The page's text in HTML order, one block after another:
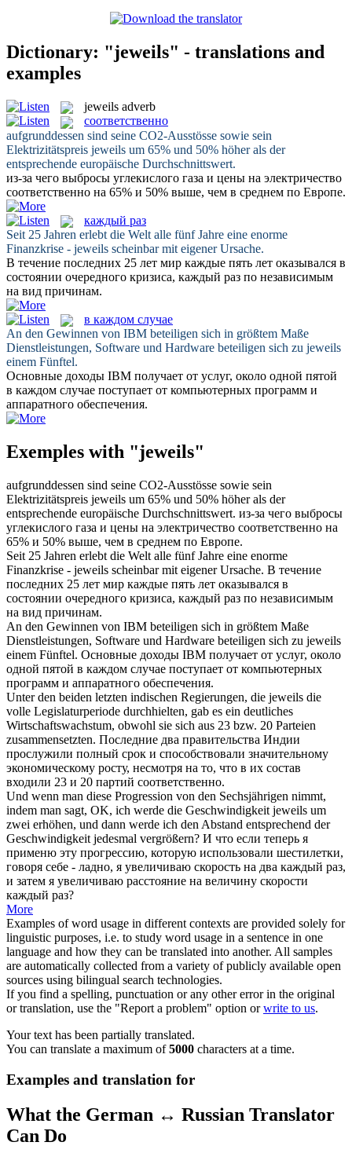
Dictionary: "jeweils" - translations and
examples
jeweils adverb
соответственно
aufgrunddessen sind seine CO2-Ausstösse sowie sein
Elektrizitätspreis jeweils um 65% und 50% höher als der
entsprechende europäische Durchschnittswert.
из-за чего выбросы углекислого газа и цены на электричество
соответственно на 65% и 50% выше, чем в среднем по Европе.
каждый раз
Seit 25 Jahren erlebt die Welt alle fünf Jahre eine enorme
Finanzkrise - jeweils scheinbar mit eigener Ursache.
В течение последних 25 лет мир каждые пять лет оказывался в
состоянии очередного кризиса, каждый раз по независимым
на вид причинам.
в каждом случае
An den Gewinnen von IBM beteiligen sich in größtem Maße
Dienstleistungen, Software und Hardware beteiligen sich zu jeweils
einem Fünftel.
Основные доходы IBM получает от услуг, около одной пятой
в каждом случае поступает от компьютерных программ и
аппаратного обеспечения.
Exemples with "jeweils"
aufgrunddessen sind seine CO2-Ausstösse sowie sein
Elektrizitätspreis jeweils um 65% und 50% höher als der
entsprechende europäische Durchschnittswert. из-за чего выбросы
углекислого газа и цены на электричество соответственно на
65% и 50% выше, чем в среднем по Европе.
Seit 25 Jahren erlebt die Welt alle fünf Jahre eine enorme
Finanzkrise - jeweils scheinbar mit eigener Ursache. В течение
последних 25 лет мир каждые пять лет оказывался в
состоянии очередного кризиса, каждый раз по независимым
на вид причинам.
An den Gewinnen von IBM beteiligen sich in größtem Maße
Dienstleistungen, Software und Hardware beteiligen sich zu jeweils
einem Fünftel. Основные доходы IBM получает от услуг, около
одной пятой в каждом случае поступает от компьютерных
программ и аппаратного обеспечения.
Unter den beiden letzten indischen Regierungen, die jeweils die
volle Legislaturperiode durchhielten, gab es ein deutliches
Wirtschaftswachstum, obwohl sie sich aus 23 bzw. 20 Parteien
zusammensetzten. Последние два правительства Индии
прослужили полный срок и способствовали значительному
экономическому росту, несмотря на то, что в их состав
входили 23 и 20 партий соответственно.
Und wenn man diese Progression von den Sechsjährigen nimmt,
indem man sagt, OK, ich werde die Geschwindigkeit jeweils um
zwei erhöhen, und dann werde ich den Abstand entsprechend der
Geschwindigkeit jedesmal vergrößern? И что если теперь я
применю эту прогрессию, которую использовали шестилетки,
говоря себе - ладно, я увеличиваю скорость на два каждый раз,
и затем я увеличиваю расстояние на величину скорости
каждый раз?
More
Examples of word usage in different contexts are provided solely for
linguistic purposes, i.e. to study word usage in a sentence in one
language and how they can be translated into another. All samples
are automatically collected from a variety of publicly available open
sources using bilingual search technologies.
If you find a spelling, punctuation or any other error in the original
or translation, use the "Report a problem" option orwrite to us.
Your text has been partially translated.
You can translate a maximum of5000 characters at a time.
Examples and translation for
What the German ↔ Russian Translator
Can Do